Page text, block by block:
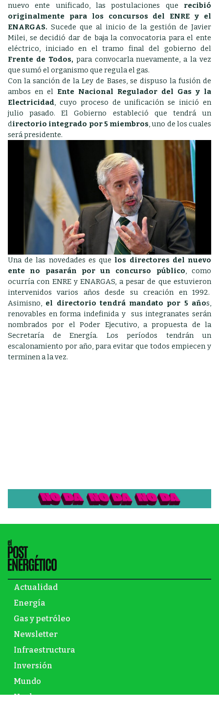
nuevo ente unificado, las postulaciones que recibió
originalmente para los concursos del ENRE y el
ENARGAS. Sucede que al inicio de la gestión de Javier
Milei, se decidió dar de baja la convocatoria para el ente
eléctrico, iniciado en el tramo final del gobierno del
Frente de Todos,para convocarla nuevamente, a la vez
que sumó el organismo que regula el gas.
Con la sanción de la Ley de Bases, se dispuso la fusión de
ambos en el Ente Nacional Regulador del Gas y la
Electricidad, cuyo proceso de unificación se inició en
julio pasado. El Gobierno estableció que tendrá un
directorio integrado por 5 miembros, uno de los cuales
será presidente.
Una de las novedades es que los directores del nuevo
ente no pasarán por un concurso público, como
ocurría con ENRE y ENARGAS, a pesar de que estuvieron
intervenidos varios años desde su creación en 1992.
Asimisno, el directorio tendrá mandato por 5 años,
renovables en forma indefinida y sus integranates serán
nombrados por el Poder Ejecutivo, a propuesta de la
Secretaría de Energía. Los períodos tendrán un
escalonamiento por año, para evitar que todos empiecen y
terminen a la vez.
Actualidad
Energía
Gas y petróleo
Newsletter
Infraestructura
Inversión
Mundo
Nuclear